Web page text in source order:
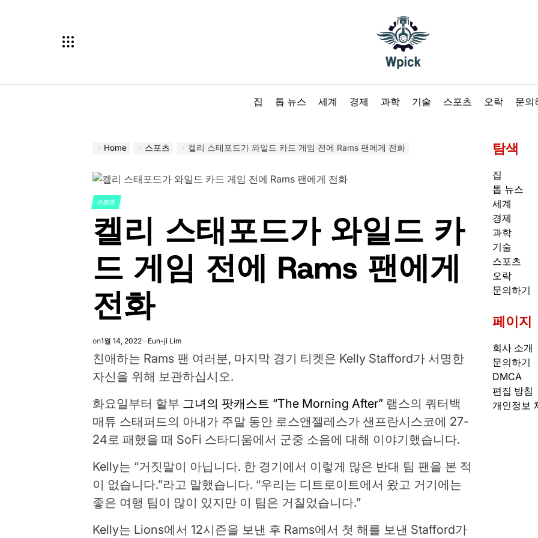
집
톱 뉴스 세계 경제 과학 기술 스포츠 오락 문의
Home 스포츠 켈리 스태포드가 와일드 카드 게임 전에 Rams 팬에게 전화
POSTED
IN
스포츠
켈리 스태포드가 와일드 카
드 게임 전에 Rams 팬에게
전화
on1월 14, 2022 Eun-ji Lim
친애하는 Rams 팬 여러분, 마지막 경기 티켓은 Kelly Stafford가 서명한
자신을 위해 보관하십시오.
화요일부터 할부 그녀의 팟캐스트 “The Morning After” 램스의 쿼터백
매튜 스태퍼드의 아내가 주말 동안 로스앤젤레스가 샌프란시스코에 27-
24로 패했을 때 SoFi 스타디움에서 군중 소음에 대해 이야기했습니다.
Kelly는 “거짓말이 아닙니다. 한 경기에서 이렇게 많은 반대 팀 팬을 본 적
이 없습니다.”라고 말했습니다. “우리는 디트로이트에서 왔고 거기에는
좋은 여행 팀이 많이 있지만 이 팀은 거칠었습니다.”
Kelly는 Lions에서 12시즌을 보낸 후 Rams에서 첫 해를 보낸 Stafford가
탐색
집
톱 뉴스
세계
경제
과학
기술
스포츠
오락
문의하기
페이지
회사 소개
문의하기
DMCA
편집 방침
개인정보